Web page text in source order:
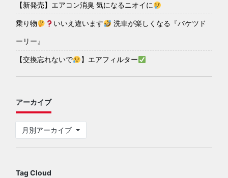
【新発売】エアコン消臭 気になるニオイに
乗り物 いいえ違います 洗車が楽しくなる『バケツド
ーリー』
【交換忘れないで 】エアフィルター
アーカイブ
月別アーカイブ
Tag Cloud